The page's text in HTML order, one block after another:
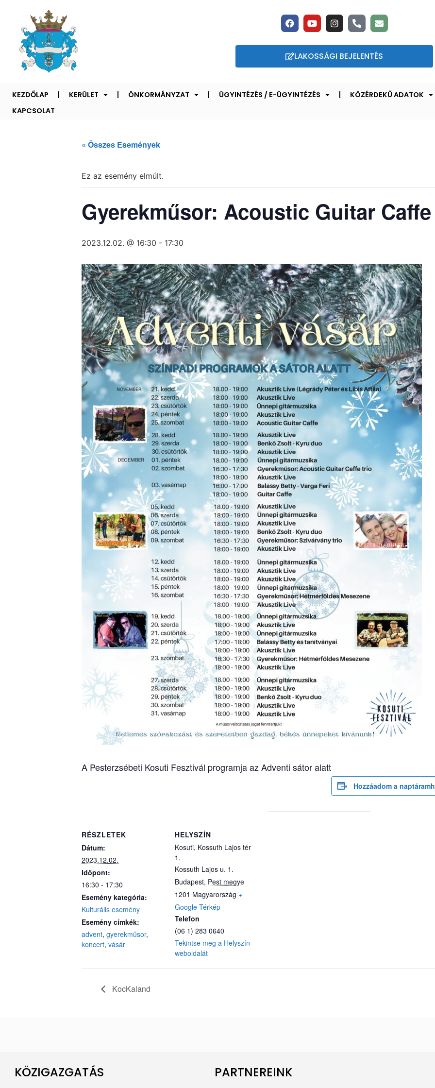
LAKOSSÁGI BEJELENTÉS
KEZDŐLAP KERÜLET ÖNKORMÁNYZAT ÜGYINTÉZÉS / E-ÜGYINTÉZÉS
KÖZÉRDEKŰ ADATOK
KAPCSOLAT
« Összes Események
Ez az esemény elmúlt.
Gyerekműsor: Acoustic Guitar
2023.12.02. @ 16:30 - 17:30
A Pesterzsébeti Kosuti Fesztivál programja az Adventi sátor alatt
Hozzáadom a
RÉSZLETEK
Dátum:
2023.12.02.
Időpont:
16:30 - 17:30
Esemény kategória:
Kulturális esemény
Esemény címkék:
advent, gyerekműsor,
koncert, vásár
HELYSZÍN
Kosuti, Kossuth Lajos tér
1.
Kossuth Lajos u. 1.
Budapest, Pest megye
1201 Magyarország +
Google Térkép
Telefon
(06 1) 283 0640
Tekintse meg a Helyszín
weboldalát
KocKaland
KÖZIGAZGATÁS PARTNEREINK